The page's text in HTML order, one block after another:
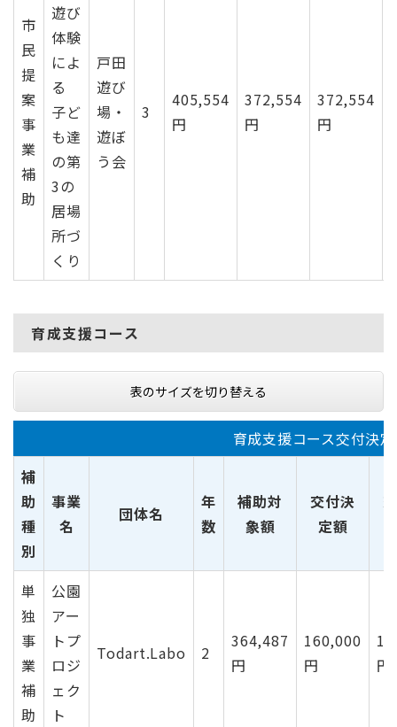
市
民
提
案
事
業
補
助
遊び
体験
によ
る
子ど
も達
の第
3の
居場
所づ
くり
戸田
遊び
場・
遊ぼ
う会
3
405,554
円
372,554
円
372,554
円
育成支援コース
表のサイズを切り替える
育成支援コース交付決
補
助
種
別
事業
名
団体名
年
数
補助対
象額
交付決
定額
単
独
事
業
補
助
公園
アー
トプ
ロジ
ェク
ト
Todart.Labo 2
364,487
円
160,000
円
円